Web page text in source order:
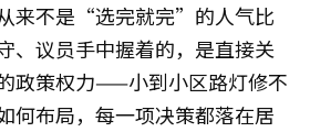
来不是“选完就完”的人气比
、议员手中握着的，是直接关
政策权力——小到小区路灯修不
何布局，每一项决策都落在居